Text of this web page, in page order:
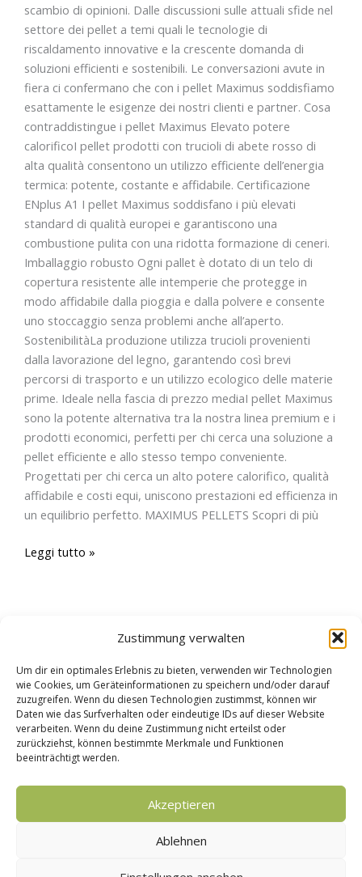
Zustimmung verwalten
Um dir ein optimales Erlebnis zu bieten, verwenden wir Technologien
wie Cookies, um Geräteinformationen zu speichern und/oder darauf
zuzugreifen. Wenn du diesen Technologien zustimmst, können wir
Daten wie das Surfverhalten oder eindeutige IDs auf dieser Website
verarbeiten. Wenn du deine Zustimmung nicht erteilst oder
zurückziehst, können bestimmte Merkmale und Funktionen
beeinträchtigt werden.
Akzeptieren
Ablehnen
scambio di opinioni. Dalle discussioni sulle attuali sfide nel
settore dei pellet a temi quali le tecnologie di
riscaldamento innovative e la crescente domanda di
soluzioni efficienti e sostenibili. Le conversazioni avute in
fiera ci confermano che con i pellet Maximus soddisfiamo
esattamente le esigenze dei nostri clienti e partner. Cosa
contraddistingue i pellet Maximus Elevato potere
calorificoI pellet prodotti con trucioli di abete rosso di
alta qualità consentono un utilizzo efficiente dell’energia
termica: potente, costante e affidabile. Certificazione
ENplus A1 I pellet Maximus soddisfano i più elevati
standard di qualità europei e garantiscono una
combustione pulita con una ridotta formazione di ceneri.
Imballaggio robusto Ogni pallet è dotato di un telo di
copertura resistente alle intemperie che protegge in
modo affidabile dalla pioggia e dalla polvere e consente
uno stoccaggio senza problemi anche all’aperto.
SostenibilitàLa produzione utilizza trucioli provenienti
dalla lavorazione del legno, garantendo così brevi
percorsi di trasporto e un utilizzo ecologico delle materie
prime. Ideale nella fascia di prezzo mediaI pellet Maximus
sono la potente alternativa tra la nostra linea premium e i
prodotti economici, perfetti per chi cerca una soluzione a
pellet efficiente e allo stesso tempo conveniente.
Progettati per chi cerca un alto potere calorifico, qualità
affidabile e costi equi, uniscono prestazioni ed efficienza in
un equilibrio perfetto. MAXIMUS PELLETS Scopri di più
Leggi tutto »
Copyright © 2026 myWood
Protezione dei dati
Avviso legale